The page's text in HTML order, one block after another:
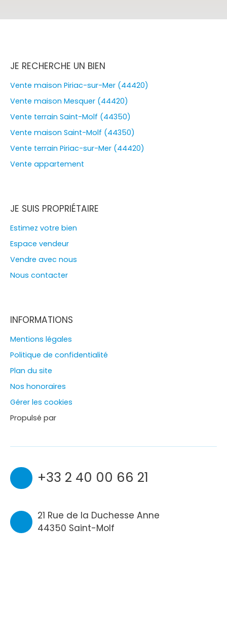
JE RECHERCHE UN BIEN
Vente maison Piriac-sur-Mer (44420)
Vente maison Mesquer (44420)
Vente terrain Saint-Molf (44350)
Vente maison Saint-Molf (44350)
Vente terrain Piriac-sur-Mer (44420)
Vente appartement
JE SUIS PROPRIÉTAIRE
Estimez votre bien
Espace vendeur
Vendre avec nous
Nous contacter
INFORMATIONS
Mentions légales
Politique de confidentialité
Plan du site
Nos honoraires
Gérer les cookies
Propulsé par
+33 2 40 00 66 21
21 Rue de la Duchesse Anne
44350 Saint-Molf